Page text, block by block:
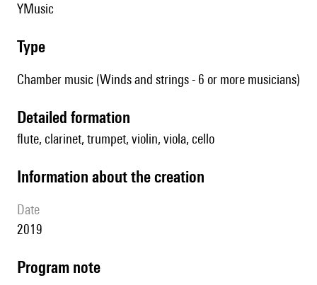
yMusic
type
Chamber music (Winds and strings - 6 or more musicians)
detailed formation
flute, clarinet, trumpet, violin, viola, cello
information about the creation
date
2019
Program note